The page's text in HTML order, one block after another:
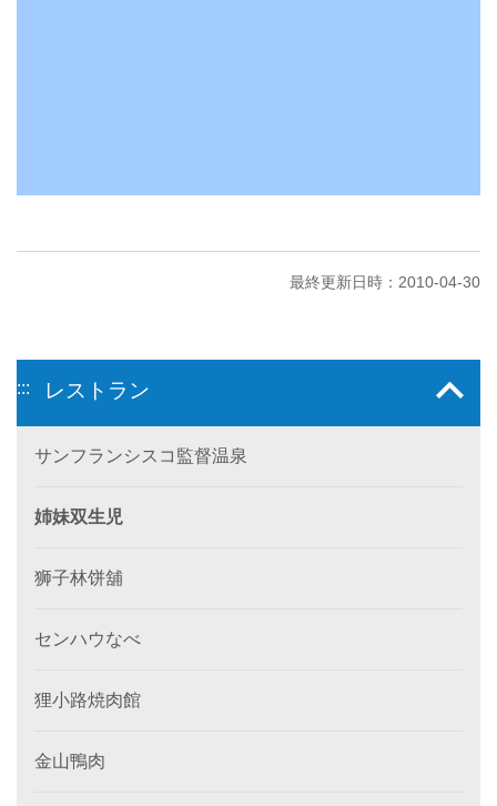
最終更新日時：2010-04-30
::: レストラン
サンフランシスコ監督温泉
姉妹双生児
狮子林饼舖
センハウなべ
狸小路焼肉館
金山鴨肉